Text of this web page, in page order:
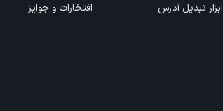
ابزار تبدیل آدرس
افتخارات و جوایز